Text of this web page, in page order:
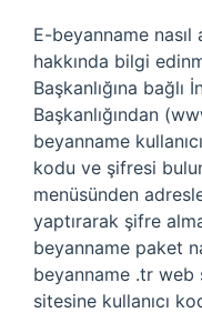
E-beyanname nasıl
hakkında bilgi
Başkanlığına bağlı
Başkanlığından
beyanname
kodu ve şifresi
menüsünden
yaptırarak şifre
beyanname paket
beyanname .tr web
sitesine kullanıcı